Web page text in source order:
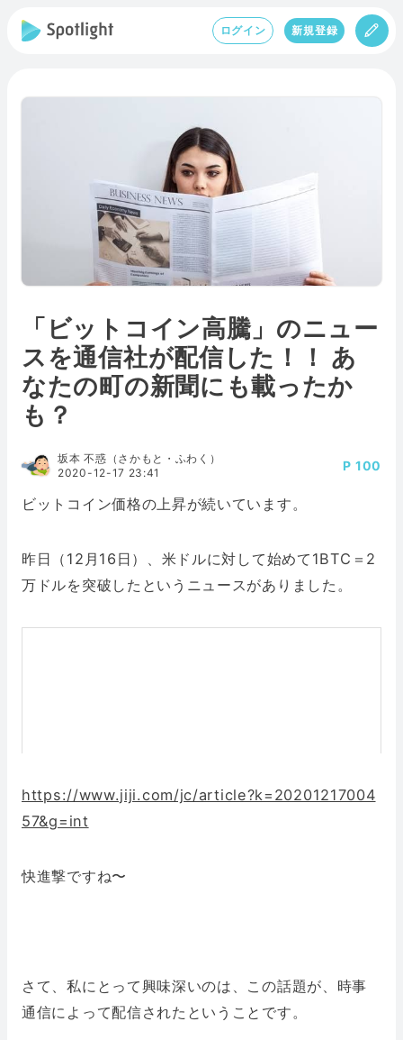
ログイン 新規登録
「ビットコイン高騰」のニュー
スを通信社が配信した！！ あ
なたの町の新聞にも載ったか
も？
坂本 不惑（さかもと・ふわく）
2020-12-17 23:41
100
ビットコイン価格の上昇が続いています。
昨日（12月16日）、米ドルに対して始めて1BTC＝2
万ドルを突破したというニュースがありました。
https://www.jiji.com/jc/article?k=20201217004
57&g=int
快進撃ですね〜
さて、私にとって興味深いのは、この話題が、時事
通信によって配信されたということです。